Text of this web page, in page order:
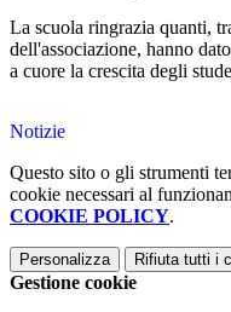
La scuola ringrazia quanti,
dell'associazione, hanno
a cuore la crescita degli
Notizie
Questo sito o gli strumenti
cookie necessari al
COOKIE POLICY.
Personalizza Rifiuta tutti i
Gestione cookie